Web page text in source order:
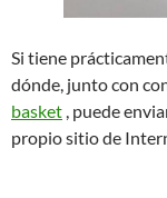
Si tiene
dónde, junto con
basket , puede
propio sitio de